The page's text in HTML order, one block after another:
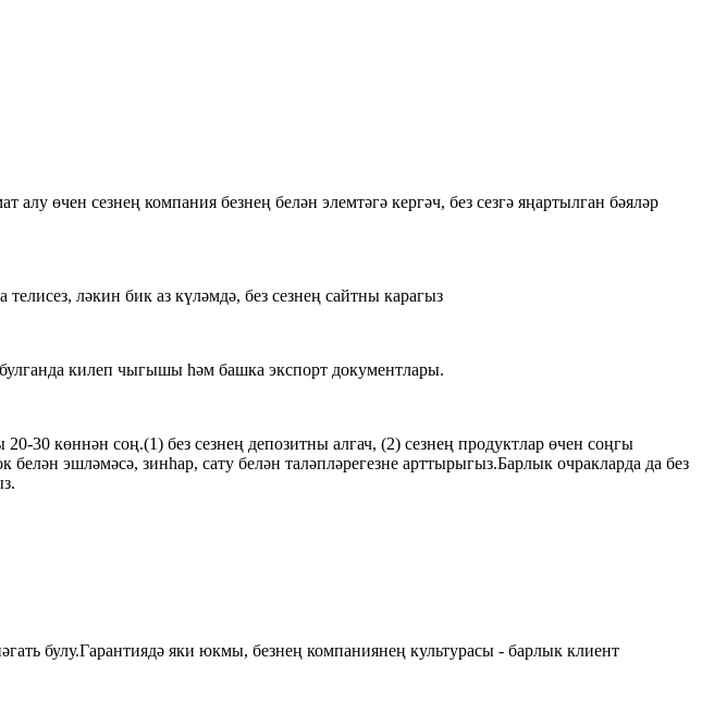
өчен сезнең компания безнең белән элемтәгә кергәч, без сезгә яңартылган бәяләр
ләкин бик аз күләмдә, без сезнең сайтны карагыз
килеп чыгышы һәм башка экспорт документлары.
30 көннән соң.(1) без сезнең депозитны алгач, (2) сезнең продуктлар өчен соңгы
эшләмәсә, зинһар, сату белән таләпләрегезне арттырыгыз.Барлык очракларда да без
булу.Гарантиядә яки юкмы, безнең компаниянең культурасы - барлык клиент